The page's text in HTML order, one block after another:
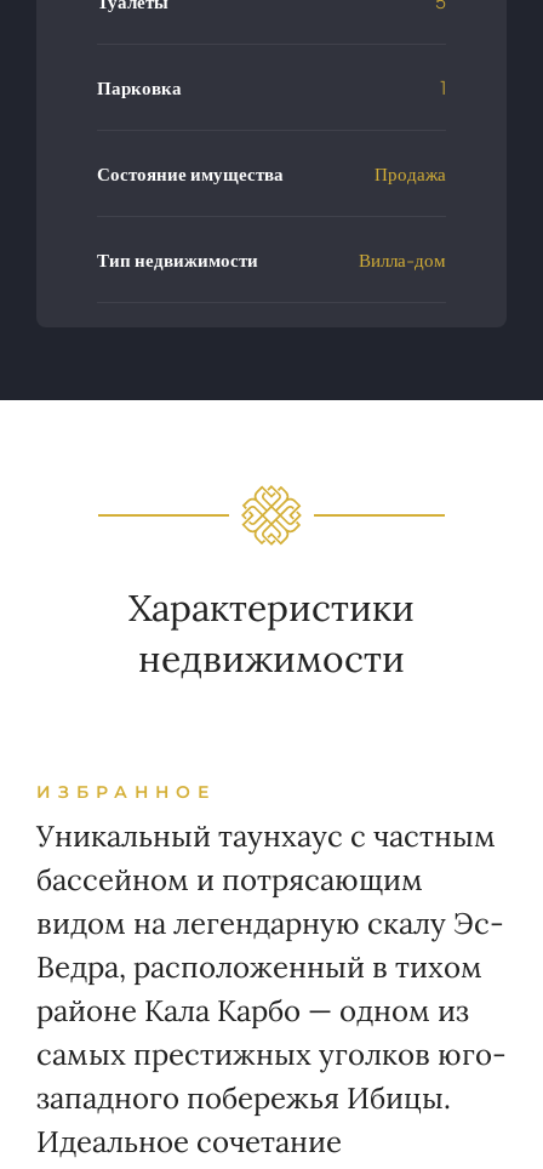
Парковка 1
Состояние имущества Продажа
Тип недвижимости Вилла-дом
Характеристики
недвижимости
ИЗБРАННОЕ
Уникальный таунхаус с частным
бассейном и потрясающим
видом на легендарную скалу Эс-
Ведра, расположенный в тихом
районе Кала Карбо — одном из
самых престижных уголков юго-
западного побережья Ибицы.
Идеальное сочетание